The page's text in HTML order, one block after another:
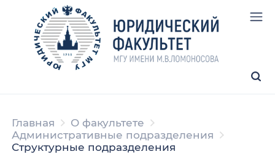
Главная
О факультете
Административные подразделения
Структурные подразделения